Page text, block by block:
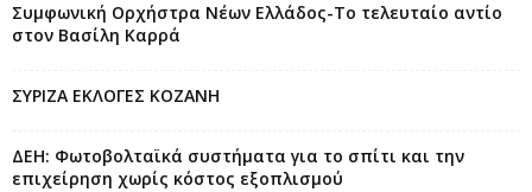
Συμφωνική Ορχήστρα Νέων Ελλάδος-Το τελευταίο αντίο
στον Βασίλη Καρρά
ΣΥΡΙΖΑ ΕΚΛΟΓΕΣ ΚΟΖΑΝΗ
ΔΕΗ: Φωτοβολταϊκά συστήματα για το σπίτι και την
επιχείρηση χωρίς κόστος εξοπλισμού